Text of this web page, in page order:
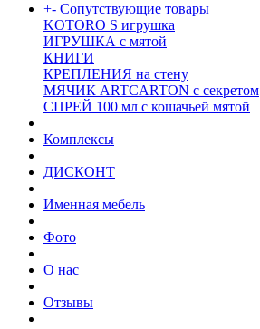
+- Сопутствующие товары
KOTORO S игрушка
ИГРУШКА с мятой
КНИГИ
КРЕПЛЕНИЯ на стену
МЯЧИК ARTCARTON с секретом
СПРЕЙ 100 мл с кошачьей мятой
Комплексы
ДИСКОНТ
Именная мебель
Фото
О нас
Отзывы